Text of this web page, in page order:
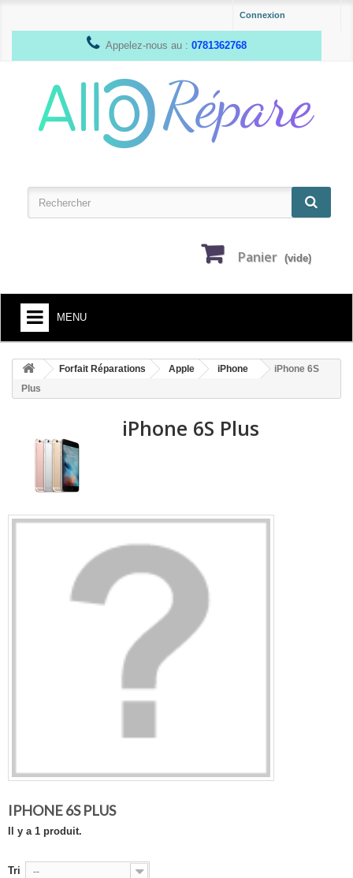
Connexion
Appelez-nous au : 0781362768
Panier (vide)
MENU
HOME
ACCUEIL
SMARTPHONE ET TABLETTE
DÉPANNAGE INFORMATIQUE À DOMICILE
ASSISTANCE DÉPANNAGE INFORMATIQUE À DISTANCE
RÉPARATION DE PC À DOMICILE
Forfait Réparations Apple iPhone
iPhone 6S
Plus
iPhone 6S Plus
IPHONE 6S PLUS
Il y a 1 produit.
Tri --